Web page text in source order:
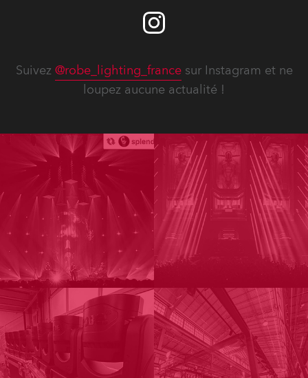
Suivez @robe_lighting_francesur Instagram et ne
loupez aucune actualité !